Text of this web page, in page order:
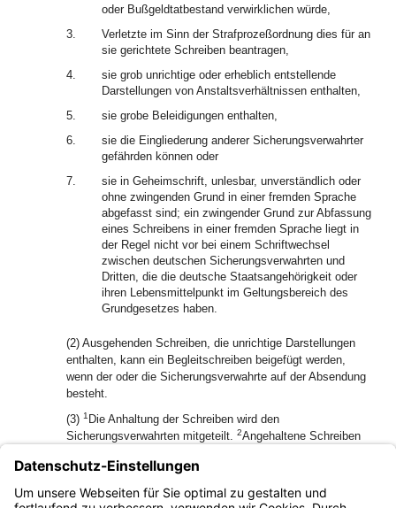
oder Bußgeldtatbestand verwirklichen würde,
3.
Verletzte im Sinn der Strafprozeßordnung dies für an
sie gerichtete Schreiben beantragen,
4.
sie grob unrichtige oder erheblich entstellende
Darstellungen von Anstaltsverhältnissen enthalten,
5.
sie grobe Beleidigungen enthalten,
6.
sie die Eingliederung anderer Sicherungsverwahrter
gefährden können oder
7.
sie in Geheimschrift, unlesbar, unverständlich oder
ohne zwingenden Grund in einer fremden Sprache
abgefasst sind; ein zwingender Grund zur Abfassung
eines Schreibens in einer fremden Sprache liegt in
der Regel nicht vor bei einem Schriftwechsel
zwischen deutschen Sicherungsverwahrten und
Dritten, die die deutsche Staatsangehörigkeit oder
ihren Lebensmittelpunkt im Geltungsbereich des
Grundgesetzes haben.
(2) Ausgehenden Schreiben, die unrichtige Darstellungen
enthalten, kann ein Begleitschreiben beigefügt werden,
wenn der oder die Sicherungsverwahrte auf der Absendung
besteht.
(3) 1 Die Anhaltung der Schreiben wird den
Sicherungsverwahrten mitgeteilt. 2Angehaltene Schreiben
zurückgegeben.
(4) Schreiben, deren Überwachung nach den Art. 27 und 32